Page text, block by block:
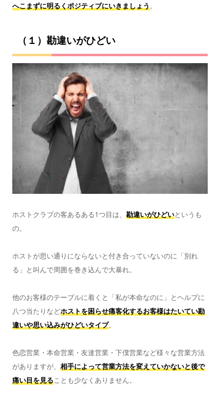
へこまずに明るくポジティブにいきましょう。
（１）勘違いがひどい
ホストクラブの客あるある1つ目は、 勘違いがひどいというも
の。
ホストが思い通りにならないと付き合っていないのに「別れ
る」と叫んで周囲を巻き込んで大暴れ。
他のお客様のテーブルに着くと「私が本命なのに」とヘルプに
八つ当たりなどホストを困らせ痛客化するお客様はたいてい勘
違いや思い込みがひどいタイプ。
色恋営業・本命営業・友達営業・下僕営業など様々な営業方法
がありますが、 相手によって営業方法を変えていかないと後で
痛い目を見ることも少なくありません。